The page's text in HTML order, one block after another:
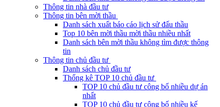
Thông tin nhà đầu tư
Thông tin bên mời thầu
Danh sách xuất báo cáo lịch sử đấu thầu
Top 10 bên mời thầu mời thầu nhiều nhất
Danh sách bên mời thầu không tìm được thông
tin
Thông tin chủ đầu tư
Danh sách chủ đầu tư
Thống kê TOP 10 chủ đầu tư
TOP 10 chủ đầu tư công bố nhiều dự án
nhất
TOP 10 chủ đầu tư công bố nhiều kế